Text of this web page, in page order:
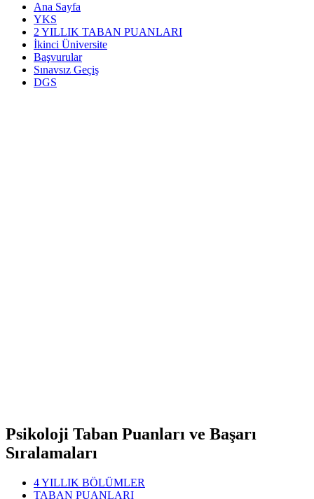
Ana Sayfa
YKS
2 YILLIK TABAN PUANLARI
İkinci Üniversite
Başvurular
Sınavsız Geçiş
DGS
Psikoloji Taban Puanları ve Başarı
Sıralamaları
4 YILLIK BÖLÜMLER
TABAN PUANLARI